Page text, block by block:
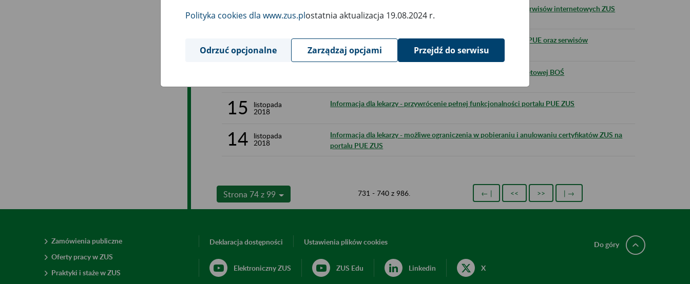
20
2018
Informacja o ograniczeniach w dostępności portalu PUE oraz serwisów internetowych ZUS
20
2018
Informacja o możliwych ograniczeniach w dostępności portalu PUE oraz serwisów
internetowych ZUS (kalkulatory)
Informacja o ograniczeniach w dostępności bankowości internetowej BOŚ
15
listopada
2018
Informacja dla lekarzy - przywrócenie pełnej funkcjonalności portalu PUE ZUS
14
listopada
2018
Informacja dla lekarzy - możliwe ograniczenia w pobieraniu i anulowaniu certyfikatów ZUS na
portalu PUE ZUS
Strona 74 z 99 731 - 740 z 986. ← | << >> | →
Zamówienia publiczne
Oferty pracy w ZUS
Praktyki i staże w ZUS
Deklaracja dostępności Ustawienia plików cookies
Elektroniczny ZUS ZUS Edu Linkedin X
Do góry
Polityka cookies dla www.zus.plostatnia aktualizacja 19.08.2024 r.
Odrzuć opcjonalne Zarządzaj opcjami Przejdź do serwisu